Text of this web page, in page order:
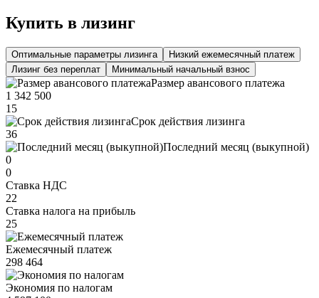
Купить в лизинг
Оптимальные параметры лизинга
Низкий ежемесячный платеж
Лизинг без переплат
Минимальный начальный взнос
Размер авансового платежа
1 342 500
15
Срок действия лизинга
36
Последний месяц (выкупной)
0
0
Ставка НДС
22
Ставка налога на прибыль
25
Ежемесячный платеж
298 464
Экономия по налогам